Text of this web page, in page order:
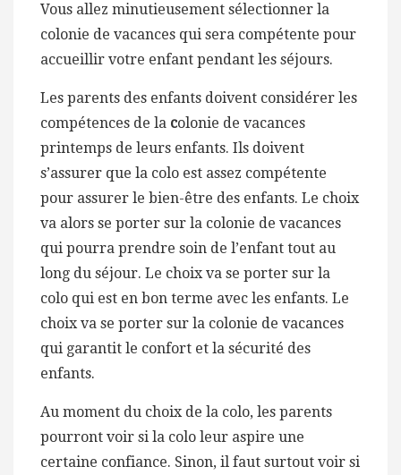
Vous allez minutieusement sélectionner la
colonie de vacances qui sera compétente pour
accueillir votre enfant pendant les séjours.
Les parents des enfants doivent considérer les
compétences de la colonie de vacances
printemps de leurs enfants. Ils doivent
s’assurer que la colo est assez compétente
pour assurer le bien-être des enfants. Le choix
va alors se porter sur la colonie de vacances
qui pourra prendre soin de l’enfant tout au
long du séjour. Le choix va se porter sur la
colo qui est en bon terme avec les enfants. Le
choix va se porter sur la colonie de vacances
qui garantit le confort et la sécurité des
enfants.
Au moment du choix de la colo, les parents
pourront voir si la colo leur aspire une
certaine confiance. Sinon, il faut surtout voir si